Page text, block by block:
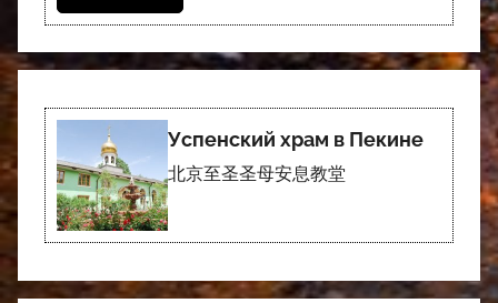
Успенский храм в Пекине
北京至圣圣母安息教堂